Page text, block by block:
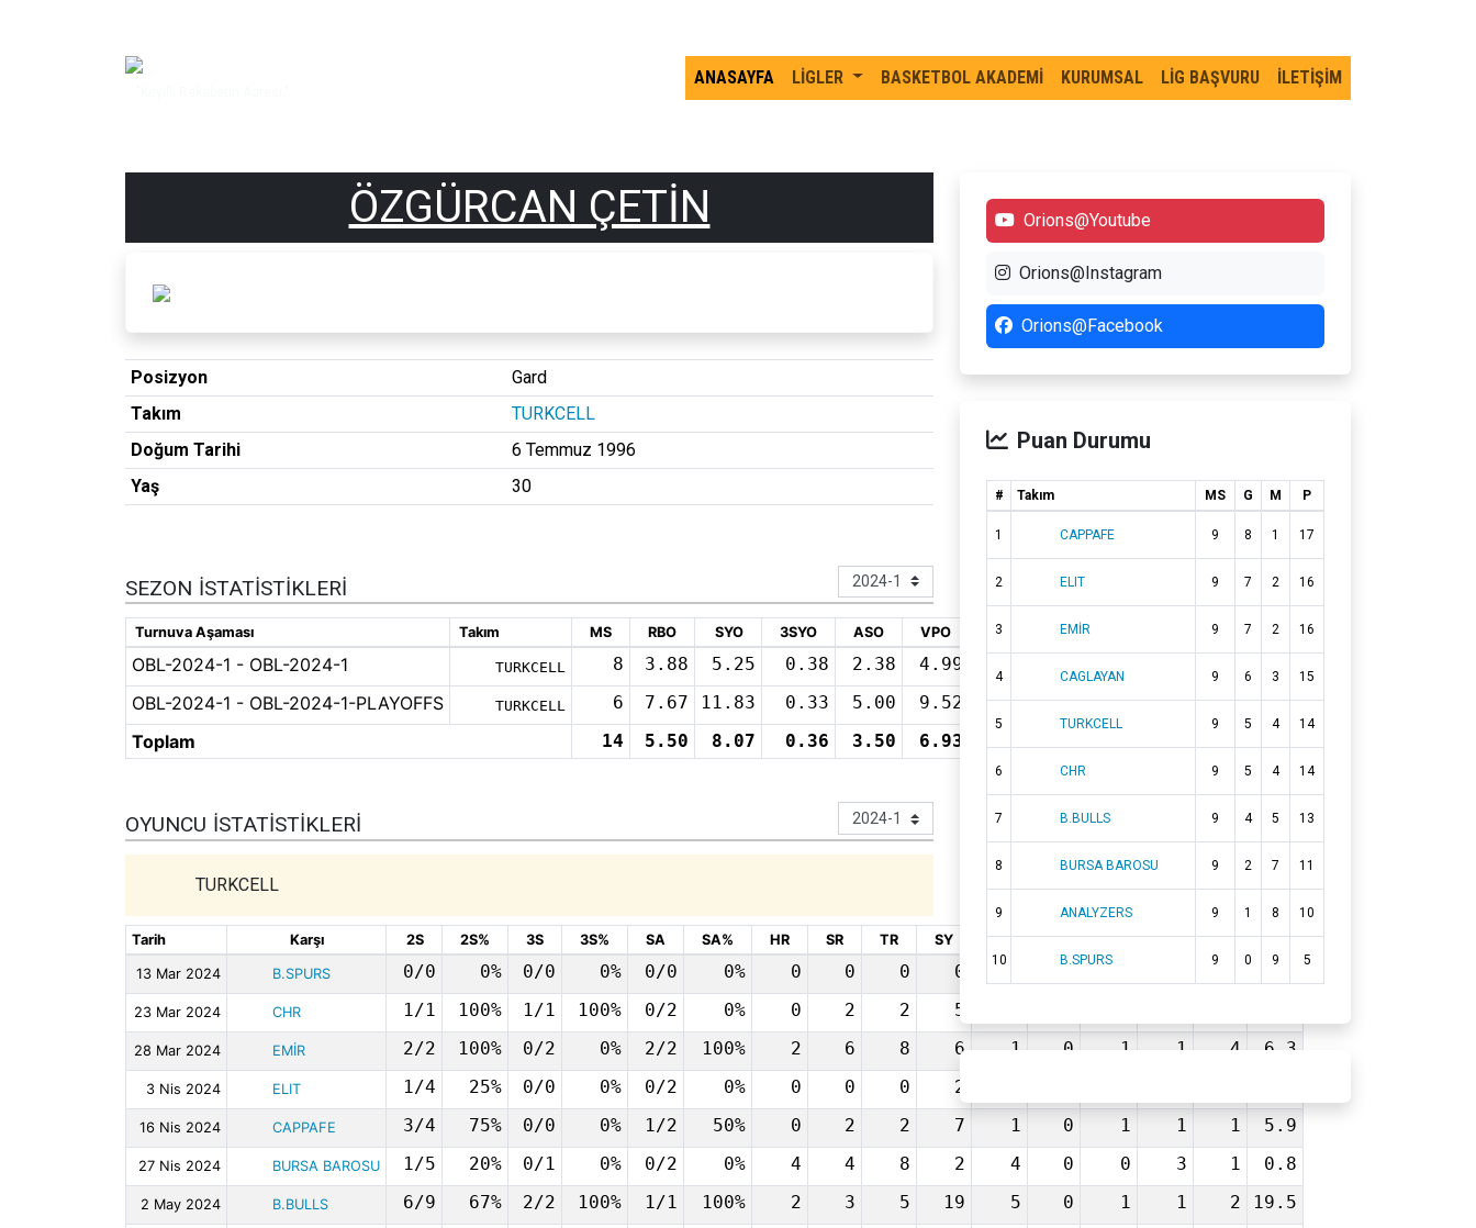
ANASAYFA LİGLER BASKETBOL AKADEMİ KURUMSAL LİG BAŞVURU İLETİŞİM
ÖZGÜRCAN ÇETİN
Posizyon
Gard
Takım
TURKCELL
Doğum Tarihi
6 Temmuz 1996
Yaş
30
SEZON İSTATISTIKLERI
Turnuva Aşaması Takım MS RBO SYO 3SYO ASO VPO
OBL-2024-1 - OBL-2024-1 TURKCELL 8 3.88 5.25 0.38 2.38 4.99
OBL-2024-1 - OBL-2024-1-PLAYOFFS TURKCELL 6 7.67 11.83 0.33 5.00 9.52
Toplam 14 5.50 8.07 0.36 3.50 6.93
OYUNCU İSTATISTIKLERI
TURKCELL
Tarih Karşı 2S 2S% 3S 3S% SA SA% HR SR TR SY AS BL TÇ TK FA VP
13 Mar 2024 B.SPURS 0/0 0% 0/0 0% 0/0 0% 0 0 0 0 0 0.0
23 Mar 2024 CHR 1/1 100% 1/1 100% 0/2 0% 0 2 2 5
28 Mar 2024 EMİR 2/2 100% 0/2 0% 2/2 100% 2 6 8 6 1 0 1 1 4 6.3
3 Nis 2024 ELIT 1/4 25% 0/0 0% 0/2 0% 0 0 0 2
16 Nis 2024 CAPPAFE 3/4 75% 0/0 0% 1/2 50% 0 2 2 7 1 0 1 1 1 5.9
27 Nis 2024 BURSA BAROSU 1/5 20% 0/1 0% 0/2 0% 4 4 8 2 4 0 0 3 1 0.8
2 May 2024 B.BULLS 6/9 67% 2/2 100% 1/1 100% 2 3 5 19 5 0 1 1 2 19.5
Orions@Youtube
Orions@Instagram
Orions@Facebook
Puan Durumu
# Takım MS G M P
1 CAPPAFE 9 8 1 17
2 ELIT 9 7 2 16
3 EMİR 9 7 2 16
4 CAGLAYAN 9 6 3 15
5 TURKCELL 9 5 4 14
6 CHR 9 5 4 14
7 B.BULLS 9 4 5 13
8 BURSA BAROSU 9 2 7 11
9 ANALYZERS 9 1 8 10
10 B.SPURS 9 0 9 5